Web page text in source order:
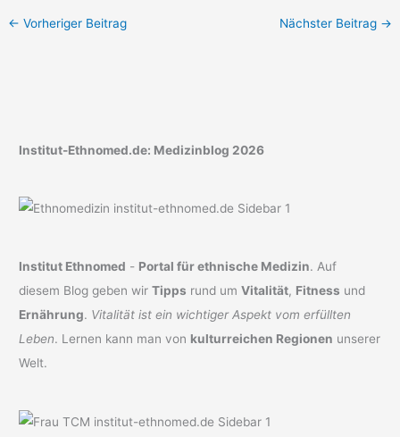
← Vorheriger Beitrag Nächster Beitrag →
Institut-Ethnomed.de: Medizinblog 2026
Institut Ethnomed - Portal für ethnische Medizin. Auf
diesem Blog geben wirTipps rund umVitalität, Fitness und
Ernährung. Vitalität ist ein wichtiger Aspekt vom erfüllten
Leben. Lernen kann man von kulturreichen Regionen unserer
Welt.